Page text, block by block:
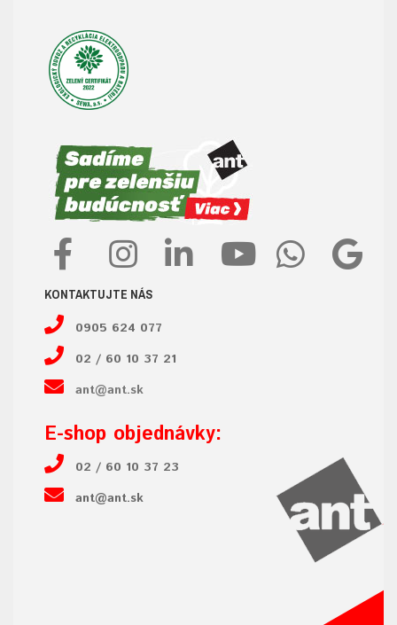
KONTAKTUJTE NÁS
0905 624 077
02 / 60 10 37 21
ant@ant.sk
E-shop objednávky:
02 / 60 10 37 23
ant@ant.sk